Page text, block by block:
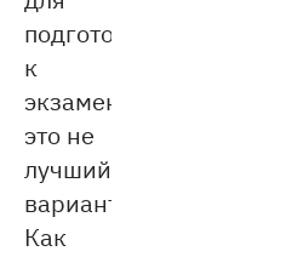
подготовки
к
экзаменам,
это не
лучший
вариант.
Как